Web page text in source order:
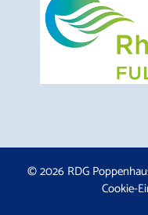
© 2026 RDG
Cookie-